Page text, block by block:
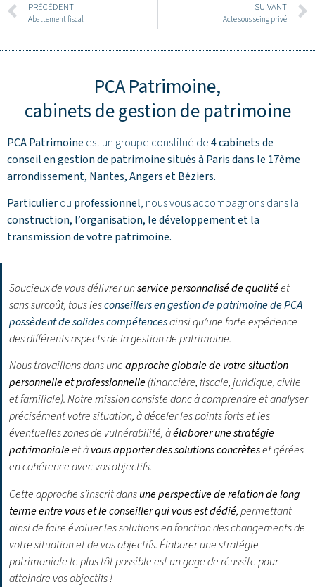
PRÉCÉDENT
Abattement fiscal
SUIVANT
Acte sous seing privé
PCA Patrimoine,
cabinets de gestion de patrimoine
PCA Patrimoine est un groupe constitué de4 cabinets de
conseil en gestion de patrimoine situés à Paris dans le 17ème
arrondissement, Nantes,AngersetBéziers.
Particulierou professionnel, nous vous accompagnons dans la
construction, l’organisation, le développement et la
transmission de votre patrimoine.
Soucieux de vous délivrer unservice personnalisé de qualitéet
sans surcoût, tous lesconseillers en gestion de patrimoine de PCA
possèdent de solides compétencesainsi qu’une forte expérience
des différents aspects de la gestion de patrimoine.
Nous travaillons dans uneapproche globale de votre situation
personnelle et professionnelle(financière, fiscale, juridique, civile
et familiale). Notre mission consiste donc à comprendre et analyser
précisément votre situation, à déceler les points forts et les
éventuelles zones de vulnérabilité, àélaborer une stratégie
patrimonialeet àvous apporter des solutions concrèteset gérées
en cohérence avec vos objectifs.
Cette approche s’inscrit dansune perspective de relation de long
terme entre vous et le conseiller qui vous est dédié, permettant
ainsi de faire évoluer les solutions en fonction des changements de
votre situation et de vos objectifs.Élaborer une stratégie
patrimoniale le plus tôt possible est un gage de réussite pour
atteindre vos objectifs !